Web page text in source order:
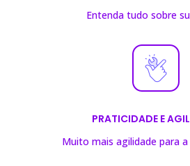
Entenda tudo sobre
PRATICIDADE E
Muito mais agilidade para